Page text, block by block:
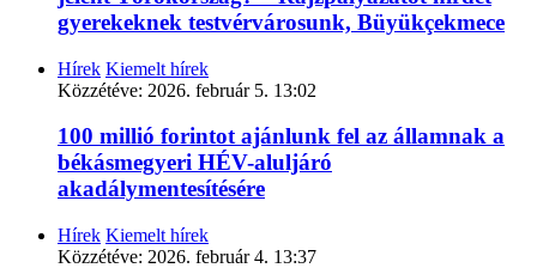
gyerekeknek testvérvárosunk, Büyükçekmece
Hírek Kiemelt hírek
Közzétéve: 2026. február 5. 13:02
100 millió forintot ajánlunk fel az államnak a
békásmegyeri HÉV-aluljáró
akadálymentesítésére
Hírek Kiemelt hírek
Közzétéve: 2026. február 4. 13:37